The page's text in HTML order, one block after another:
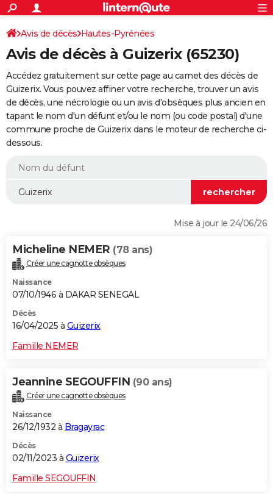
ACTUALITÉS
Politique
Société
Faits Divers
Education
Monde
Villes
+
SPORT
Coupe du monde 2026
Football
Tennis
Cyclisme
Rugby
Forum
Programme TV
TNT
Streaming
Cinéma
Sorties cinéma
Musique
+
FINANCE
Retraite
Epargne
Immobilier
Risques naturels par ville
Assurance
AUTO
Essais
Réserver un essai
Citadines
Berlines
SUV
Forum auto
+
HIGH-TECH
BRICOLAGE
WEEK-END
Alimentation
Guide de la santé
Maladies
Médicaments
Sommeil
VOYAGE
Destinations
City break
Voyage nature
Voyage de noces
Forum
Climat
+PHOTO
GUIDES D'ACHAT
Carte de Noël
Carte Bonne année
Carte Saint-Valentin
Carte Pâques
Carte d'anniversaire
DICTIONNAIRE
Dictionnaire
Biographies
Citations
Expressions
Proverbes
PROGRAMME TV
S'inscrire
Se connecter
Lycées
Collèges
Primaires
Universités
Entreprises
Service militaire
Avis de recherche
AVIS DE DÉCÈS
FORUM
S'inscrire
Connexion
Avis de décès Hautes-Pyrénées
Avis de décès à Guizerix (65230)
Accédez gratuitement sur cette page au carnet des décès de
Guizerix. Vous pouvez affiner votre recherche, trouver un avis
de décès, une nécrologie ou un avis d'obsèques plus ancien en
tapant le nom d'un défunt et/ou le nom (ou code postal) d'une
commune proche de Guizerix dans le moteur de recherche ci-
dessous.
Mise à jour le 24/06/26
Micheline NEMER (78 ans)
Créer une cagnotte obsèques
Naissance
07/10/1946 à DAKAR SENEGAL
Décès
16/04/2025 à Guizerix
Famille NEMER
Jeannine SEGOUFFIN (90 ans)
Créer une cagnotte obsèques
Naissance
26/12/1932 à Bragayrac
Décès
02/11/2023 à Guizerix
Famille SEGOUFFIN